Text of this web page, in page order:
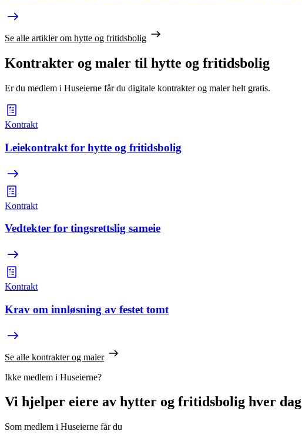
Se alle artikler om hytte og fritidsbolig
Kontrakter og maler til hytte og fritidsbolig
Er du medlem i Huseierne får du digitale kontrakter og maler helt gratis.
Kontrakt
Leiekontrakt for hytte og fritidsbolig
Kontrakt
Vedtekter for tingsrettslig sameie
Kontrakt
Krav om innløsning av festet tomt
Se alle kontrakter og maler
Ikke medlem i Huseierne?
Vi hjelper eiere av hytter og fritidsbolig hver dag
Som medlem i Huseierne får du